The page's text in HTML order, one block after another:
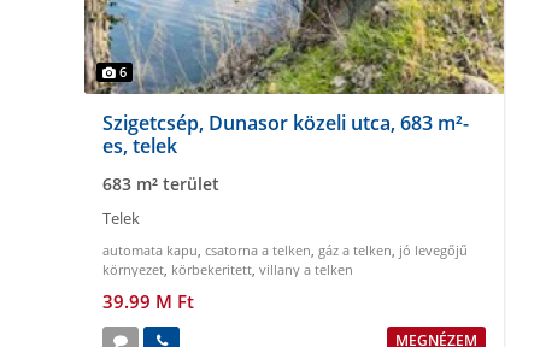
6
Szigetcsép, Dunasor közeli utca, 683 m²-
es, telek
683 m² terület
Telek
automata kapu, csatorna a telken, gáz a telken, jó levegőjű
környezet, körbekeritett, villany a telken
39.99 M Ft
MEGNÉZEM